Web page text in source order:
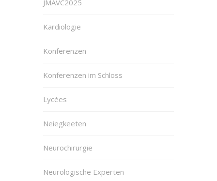
JMAVC2025
Kardiologie
Konferenzen
Konferenzen im Schloss
Lycées
Neiegkeeten
Neurochirurgie
Neurologische Experten